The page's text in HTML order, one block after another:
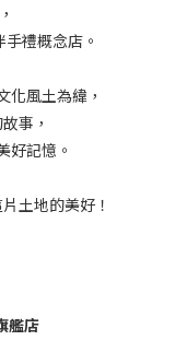
禮概念店。
化風土為緯，
事，
好記憶。
土地的美好！
艦店